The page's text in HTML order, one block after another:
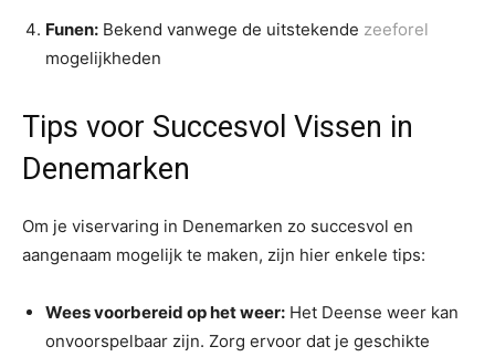
Funen: Bekend vanwege de uitstekende zeeforel
mogelijkheden
Tips voor Succesvol Vissen in
Denemarken
Om je viservaring in Denemarken zo succesvol en
aangenaam mogelijk te maken, zijn hier enkele tips:
Wees voorbereid op het weer: Het Deense weer kan
onvoorspelbaar zijn. Zorg ervoor dat je geschikte